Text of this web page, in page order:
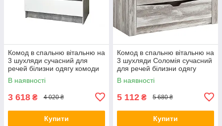
Комод в спальню вітальню на
3 шухляди сучасний для
речей білизни одягу комоди
для спальні тумба комод
80/3Ш індастріал білий
В наявності
3 618 ₴ 4 020 ₴
Купити
Комод в спальню вітальню на
3 шухляди Соломія сучасний
для речей білизни одягу
комоди для спальні тумба
комод
В наявності
5 112 ₴ 5 680 ₴
Купити